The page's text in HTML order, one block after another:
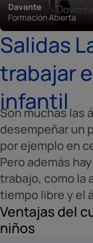
Davante
Formación Abierta
Salidas
trabajar
infantil
Son muchas las
desempeñar un
por ejemplo en
Pero además
trabajo, como la
tiempo libre y el
Ventajas del
niños